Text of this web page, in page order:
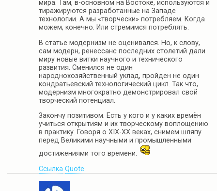
мира. Там, в-основном на Востоке, используются и
тиражируются разработанные на Западе
технологии. А мы «творчески» потребляем. Когда
можем, конечно. Или стремимся потреблять.
В статье модернизм не оценивался. Но, к слову,
сам модерн, ренессанс последних столетий дали
миру новые витки научного и технического
развития. Сменился не один
народнохозяйственный уклад, пройден не один
кондратьевский технологический цикл. Так что,
модернизм многократно демонстрировал свой
творческий потенциал.
Закончу позитивом. Есть у кого и у каких времён
учиться открытиям и их творческому воплощению
в практику. Говоря о ХIХ-ХХ веках, снимем шляпу
перед Великими научными и промышленными
достижениями того времени.
Ссылка Quote